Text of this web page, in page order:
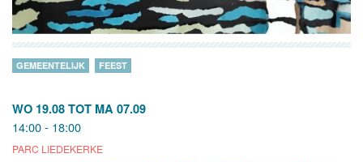
WO 19.08 TOT MA 07.09
14:00 - 18:00
PARC LIEDEKERKE
GEMEENTELIJK FEEST